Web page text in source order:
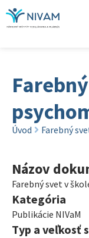
Úvod Farebný
Názov
Farebný svet v
Kategória
Publikácie NIVaM
Typ a veľkosť